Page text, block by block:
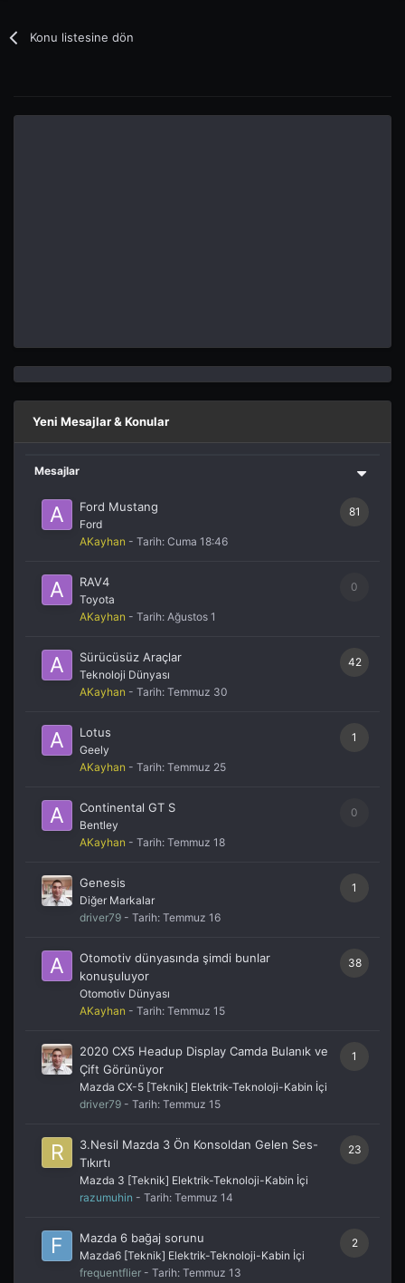
Konu listesine dön
Yeni Mesajlar & Konular
Mesajlar
81
Ford Mustang
Ford
AKayhan - Tarih: Cuma 18:46
0
RAV4
Toyota
AKayhan - Tarih: Ağustos 1
42
Sürücüsüz Araçlar
Teknoloji Dünyası
AKayhan - Tarih: Temmuz 30
1
Lotus
Geely
AKayhan - Tarih: Temmuz 25
0
Continental GT S
Bentley
AKayhan - Tarih: Temmuz 18
1
Genesis
Diğer Markalar
driver79 - Tarih: Temmuz 16
38
Otomotiv dünyasında şimdi bunlar
konuşuluyor
Otomotiv Dünyası
AKayhan - Tarih: Temmuz 15
1
2020 CX5 Headup Display Camda Bulanık ve
Çift Görünüyor
Mazda CX-5 [Teknik] Elektrik-Teknoloji-Kabin İçi
driver79 - Tarih: Temmuz 15
23
3.Nesil Mazda 3 Ön Konsoldan Gelen Ses-
Tıkırtı
Mazda 3 [Teknik] Elektrik-Teknoloji-Kabin İçi
razumuhin - Tarih: Temmuz 14
2
Mazda 6 bağaj sorunu
Mazda6 [Teknik] Elektrik-Teknoloji-Kabin İçi
frequentflier - Tarih: Temmuz 13